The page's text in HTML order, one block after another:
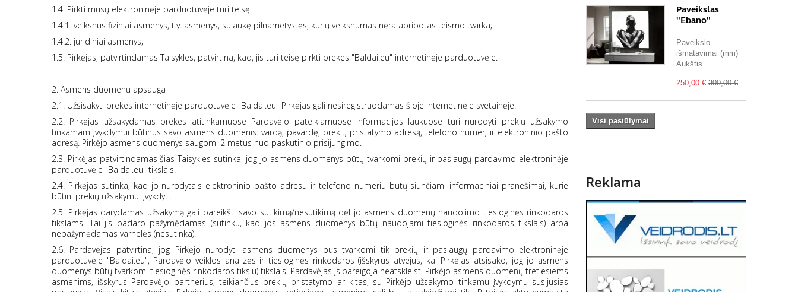
1.4. Pirkti mūsų elektroninėje parduotuvėje turi teisę:
1.4.1. veiksnūs fiziniai asmenys, t.y. asmenys, sulaukę pilnametystės, kurių veiksnumas nėra apribotas teismo tvarka;
1.4.2. juridiniai asmenys;
1.5. Pirkėjas, patvirtindamas Taisykles, patvirtina, kad, jis turi teisę pirkti prekes "Baldai.eu" internetinėje parduotuvėje.
2. Asmens duomenų apsauga
2.1. Užsisakyti prekes internetinėje parduotuvėje "Baldai.eu" Pirkėjas gali nesiregistruodamas šioje internetinėje svetainėje.
2.2. Pirkėjas užsakydamas prekes atitinkamuose Pardavėjo pateikiamuose informacijos laukuose turi nurodyti prekių užsakymo
tinkamam įvykdymui būtinus savo asmens duomenis: vardą, pavardę, prekių pristatymo adresą, telefono numerį ir elektroninio pašto
adresą. Pirkėjo asmens duomenys saugomi 2 metus nuo paskutinio prisijungimo.
2.3. Pirkėjas patvirtindamas šias Taisykles sutinka, jog jo asmens duomenys būtų tvarkomi prekių ir paslaugų pardavimo elektroninėje
parduotuvėje "Baldai.eu" tikslais.
2.4. Pirkėjas sutinka, kad jo nurodytais elektroninio pašto adresu ir telefono numeriu būtų siunčiami informaciniai pranešimai, kurie
būtini prekių užsakymui įvykdyti.
2.5. Pirkėjas darydamas užsakymą gali pareikšti savo sutikimą/nesutikimą dėl jo asmens duomenų naudojimo tiesioginės rinkodaros
tikslams. Tai jis padaro pažymėdamas (sutinku, kad jos asmens duomenys būtų naudojami tiesioginės rinkodaros tikslais) arba
nepažymėdamas varnelės (nesutinka).
2.6. Pardavėjas patvirtina, jog Pirkėjo nurodyti asmens duomenys bus tvarkomi tik prekių ir paslaugų pardavimo elektroninėje
parduotuvėje "Baldai.eu", Pardavėjo veiklos analizės ir tiesioginės rinkodaros (išskyrus atvejus, kai Pirkėjas atsisako, jog jo asmens
duomenys būtų tvarkomi tiesioginės rinkodaros tikslu) tikslais. Pardavėjas įsipareigoja neatskleisti Pirkėjo asmens duomenų tretiesiems
asmenims, išskyrus Pardavėjo partnerius, teikiančius prekių pristatymo ar kitas, su Pirkėjo užsakymo tinkamu įvykdymu susijusias
Paveikslas
"Ebano"
Paveikslo
išmatavimai (mm)
Aukštis...
250,00 € 300,00 €
Visi pasiūlymai
Reklama